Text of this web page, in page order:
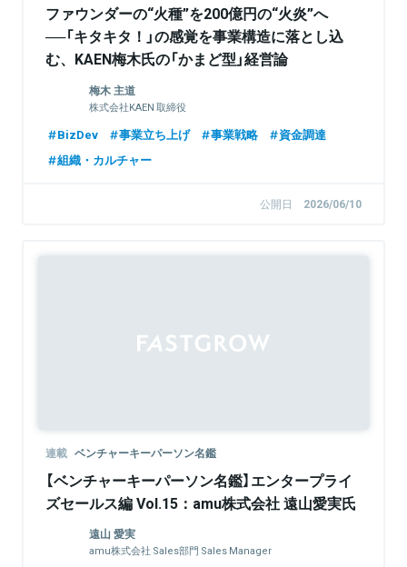
ファウンダーの“火種”を200億円の“火炎”へ
──「キタキタ！」の感覚を事業構造に落とし込
む、KAEN梅木氏の「かまど型」経営論
【FastGrowジョニーが聞く】
梅木 主道
株式会社KAEN 取締役
BizDev 事業立ち上げ 事業戦略
資金調達
組織・カルチャー
公開日 2026/06/10
連載 ベンチャーキーパーソン名鑑
【ベンチャーキーパーソン名鑑】エンタープライ
ズセールス編 Vol.15：amu株式会社 遠山愛実氏
遠山 愛実
amu株式会社 Sales部門 Sales Manager